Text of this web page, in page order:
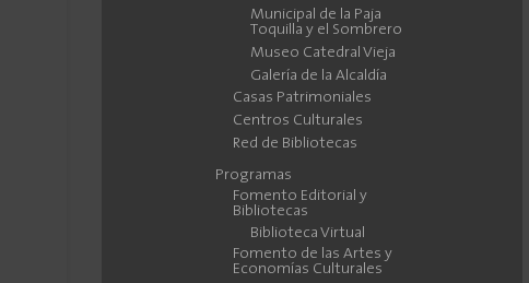
Municipal de la Paja
Toquilla y el Sombrero
Museo Catedral Vieja
Galería de la Alcaldía
Casas Patrimoniales
Centros Culturales
Red de Bibliotecas
Programas
Fomento Editorial y
Bibliotecas
Biblioteca Virtual
Fomento de las Artes y
Economías Culturales